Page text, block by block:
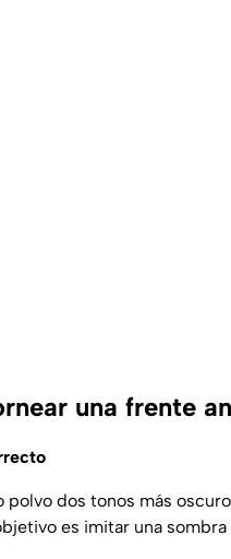
una frente
dos tonos más
es imitar una